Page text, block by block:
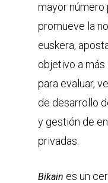
mayor número
promueve la
euskera,
objetivo a más
para evaluar,
de desarrollo
y gestión de
privadas.
Bikain es un